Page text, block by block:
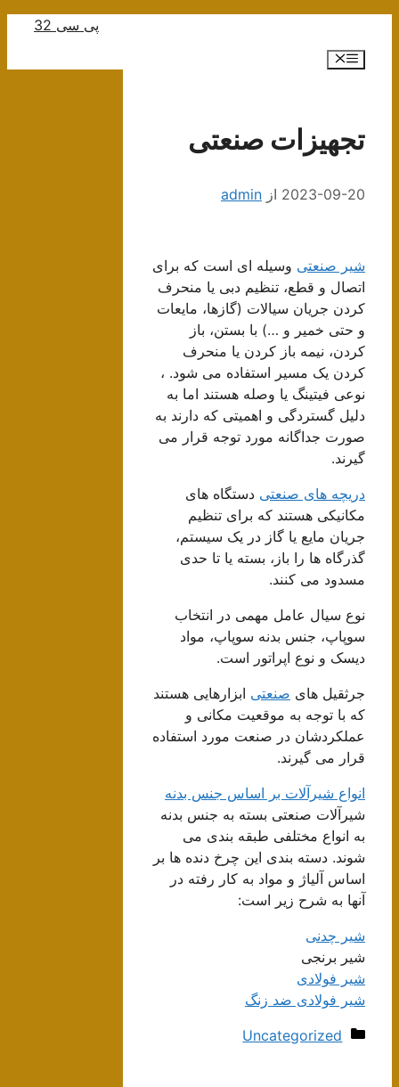
پی سی 32
فهرست
تجهیزات صنعتی
2023-09-20 از admin
شیر صنعتی وسیله ای است که برای
اتصال و قطع، تنظیم دبی یا منحرف
کردن جریان سیالات (گازها، مایعات
و حتی خمیر و …) با بستن، باز
کردن، نیمه باز کردن یا منحرف
کردن یک مسیر استفاده می شود. ،
نوعی فیتینگ یا وصله هستند اما به
دلیل گستردگی و اهمیتی که دارند به
صورت جداگانه مورد توجه قرار می
گیرند.
دریچه های صنعتی دستگاه های
مکانیکی هستند که برای تنظیم
جریان مایع یا گاز در یک سیستم،
گذرگاه ها را باز، بسته یا تا حدی
مسدود می کنند.
نوع سیال عامل مهمی در انتخاب
سوپاپ، جنس بدنه سوپاپ، مواد
دیسک و نوع اپراتور است.
جرثقیل هایصنعتی ابزارهایی هستند
که با توجه به موقعیت مکانی و
عملکردشان در صنعت مورد استفاده
قرار می گیرند.
انواع شیرآلات بر اساس جنس بدنه
شیرآلات صنعتی بسته به جنس بدنه
به انواع مختلفی طبقه بندی می
شوند. دسته بندی این چرخ دنده ها بر
اساس آلیاژ و مواد به کار رفته در
آنها به شرح زیر است:
شیر چدنی
شیر برنجی
شیر فولادی
شیر فولادی ضد زنگ
دسته‌ها
Uncategorized